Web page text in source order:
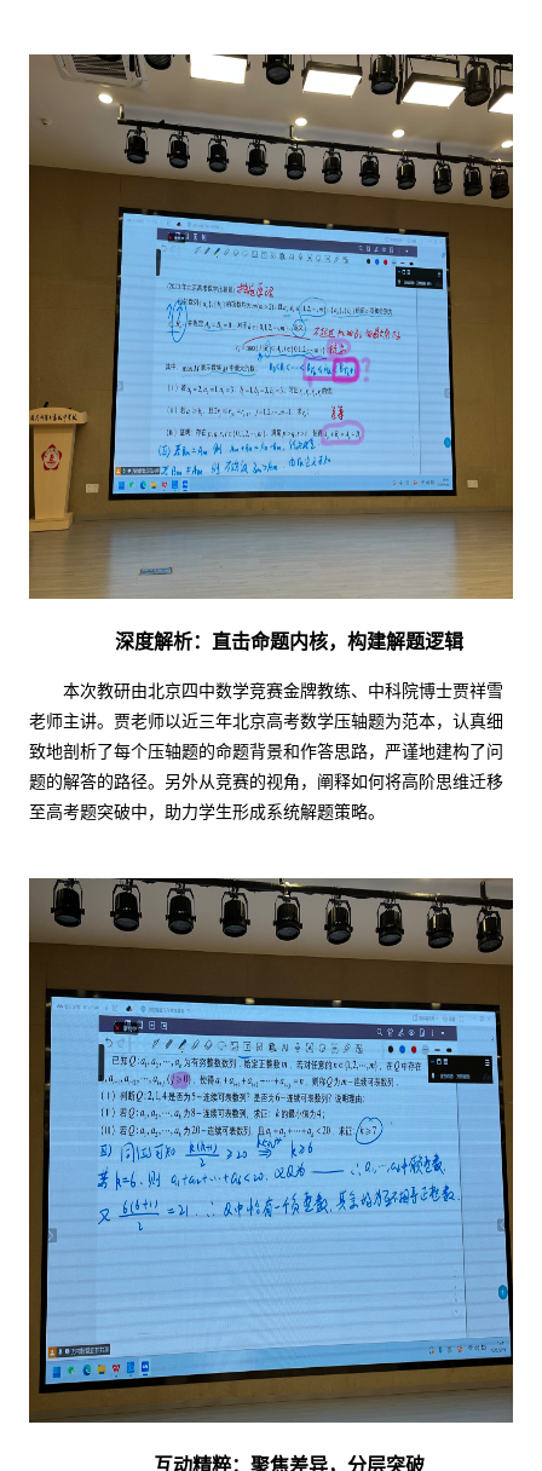
深度解析：直击命题内核，构建解题逻辑
本次教研由北京四中数学竞赛金牌教练、中科院博士贾祥雪
老师主讲。贾老师以近三年北京高考数学压轴题为范本，认真细
致地剖析了每个压轴题的命题背景和作答思路，严谨地建构了问
题的解答的路径。另外从竞赛的视角，阐释如何将高阶思维迁移
至高考题突破中，助力学生形成系统解题策略。
互动精粹：聚焦差异，分层突破